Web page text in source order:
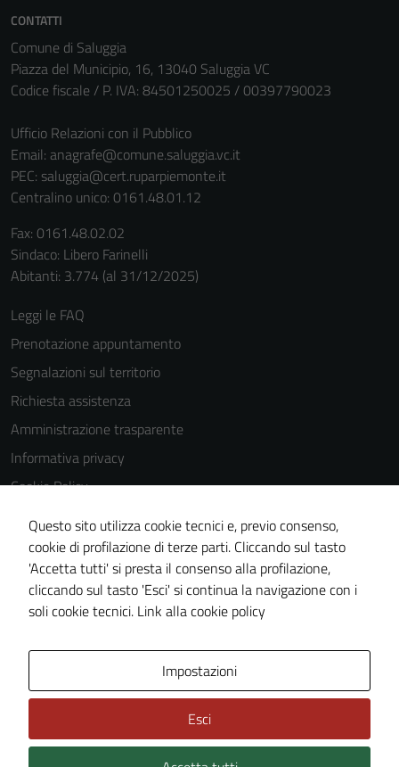
CONTATTI
Comune di Saluggia
Piazza del Municipio, 16, 13040 Saluggia VC
Codice fiscale / P. IVA: 84501250025 / 00397790023
Ufficio Relazioni con il Pubblico
Email: anagrafe@comune.saluggia.vc.it
PEC: saluggia@cert.ruparpiemonte.it
Centralino unico: 0161.48.01.12
Fax: 0161.48.02.02
Sindaco: Libero Farinelli
Abitanti: 3.774 (al 31/12/2025)
Leggi le FAQ
Prenotazione appuntamento
Segnalazioni sul territorio
Richiesta assistenza
Amministrazione trasparente
Informativa privacy
Cookie Policy
Note legali
Dichiarazione di accessibilità
Piano di miglioramento del sito
Statistiche sito web
Questo sito utilizza cookie tecnici e, previo consenso,
cookie di profilazione di terze parti. Cliccando sul tasto
'Accetta tutti' si presta il consenso alla profilazione,
cliccando sul tasto 'Esci' si continua la navigazione con i
soli cookie tecnici. Link alla cookie policy
Impostazioni
Esci